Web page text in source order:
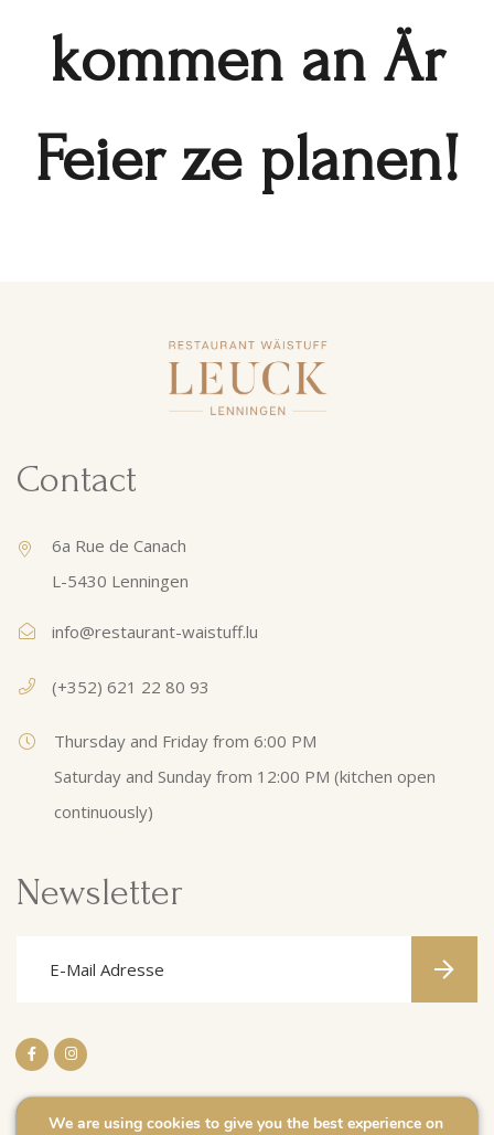
kommen an Är
Feier ze planen!
Contact
6a Rue de Canach
L-5430 Lenningen
info@restaurant-waistuff.lu
(+352) 621 22 80 93
Thursday and Friday from 6:00 PM
Saturday and Sunday from 12:00 PM (kitchen open
continuously)
Newsletter
We are using cookies to give you the best experience on